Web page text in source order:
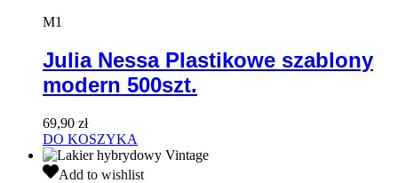
Plastikowe
modern
500szt.
M1
Julia Nessa Plastikowe szablony
modern 500szt.
69,90 zł
DO KOSZYKA
PBAdd to wishlist